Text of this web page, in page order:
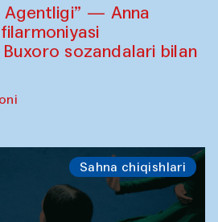
Agentligi” — Anna
sozandalari bilan
Sahna chiqishlari